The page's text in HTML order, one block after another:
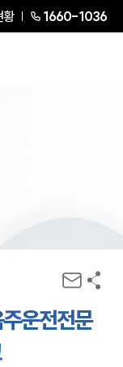
황 1660-1036
운전전문